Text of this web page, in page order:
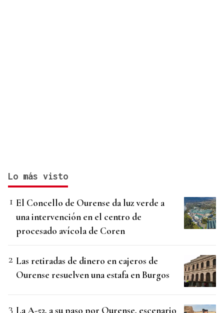
Lo más visto
El Concello de Ourense da luz verde a
una intervención en el centro de
procesado avícola de Coren
Las retiradas de dinero en cajeros de
Ourense resuelven una estafa en Burgos
La A-52, a su paso por Ourense, escenario